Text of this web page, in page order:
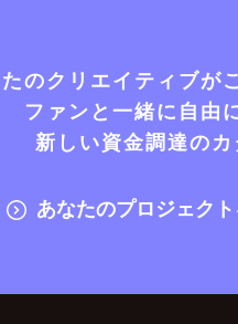
のクリエイティブが
ファンと一緒に自由
新しい資金調達の
あなたのプロジェク